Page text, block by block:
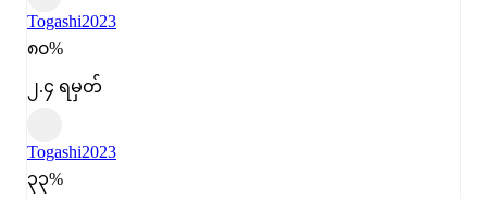
Togashi2023
၈၀%
၂.၄ ရမှတ်
Togashi2023
၃၃%